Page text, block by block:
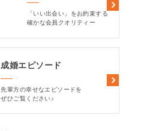
「いい出会い」をお約束する
確かな会員クオリティー
成婚エピソード
先輩方の幸せなエピソードを
ぜひご覧ください♪